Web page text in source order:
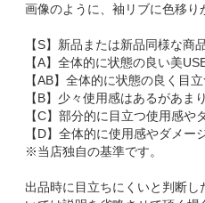
画像のように、袖リブに色移り
【S】新品または新品同様な商
【A】全体的に状態の良い美
【AB】全体的に状態の良く目
【B】少々使用感はあるがあま
【C】部分的に目立つ使用感や
【D】全体的に使用感やダメー
※当店独自の基準です。
出品時に目立ちにくいと判断